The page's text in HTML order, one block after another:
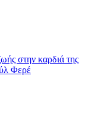
στην καρδιά της
Φερέ